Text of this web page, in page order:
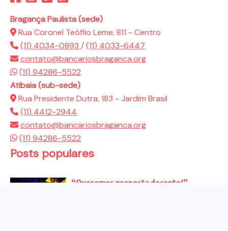
Bragança Paulista (sede)
Rua Coronel Teófilo Leme, 811 - Centro
(11) 4034-0893 /(11) 4033-6447
contato@bancariosbraganca.org
(11) 94286-5522
Atibaia (sub-sede)
Rua Presidente Dutra, 183 - Jardim Brasil
(11) 4412-2944
contato@bancariosbraganca.org
(11) 94286-5522
Posts populares
“Queremos proposta decente!”